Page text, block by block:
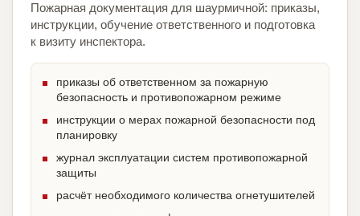
Пожарная документация для шаурмичной: приказы,
инструкции, обучение ответственного и подготовка
к визиту инспектора.
приказы об ответственном за пожарную
безопасность и противопожарном режиме
инструкции о мерах пожарной безопасности под
планировку
журнал эксплуатации систем противопожарной
защиты
расчёт необходимого количества огнетушителей